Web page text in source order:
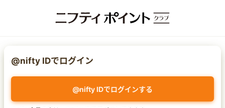
@nifty IDでログイン
@nifty IDでログインする